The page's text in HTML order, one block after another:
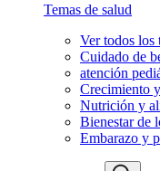
Temas de salud
Ver todos los
Cuidado de
atención
Crecimiento
Nutrición y
Bienestar de
Embarazo y